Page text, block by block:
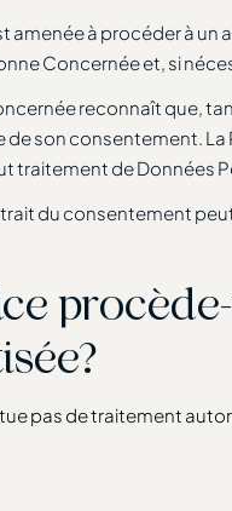
amenée à procéder à
Concernée et, si
reconnaît que,
de son consentement.
traitement de Données
du consentement
pas de traitement